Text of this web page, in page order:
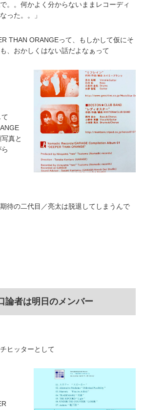
。。何かよく分からないままレコーディ
った。。」
THAN ORANGEって、もしかして仮にそ
、おかしくはない話だよなぁって
真と
待の二代目／亮太は脱退してしまうんで
論者は明日のメンバー
ヒッターとして